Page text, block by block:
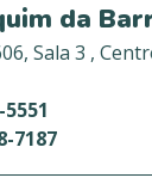
da
Sala 3 ,
7187